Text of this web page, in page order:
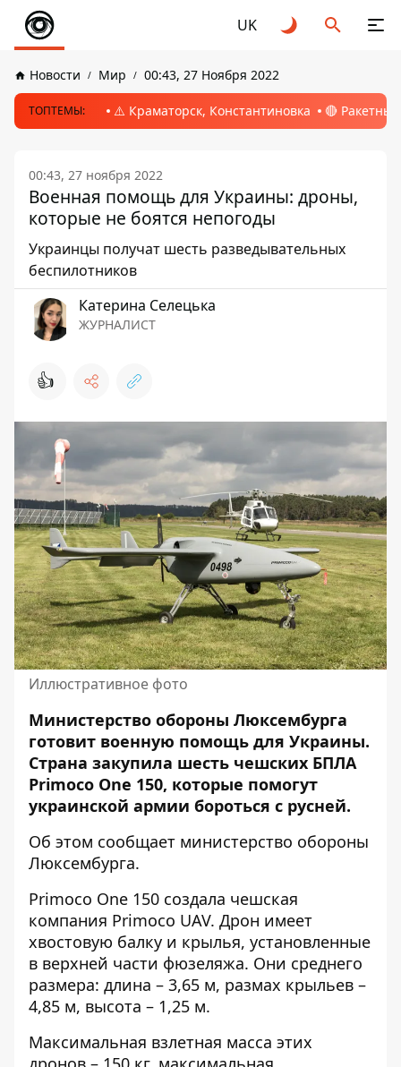
UK
Новости Мир 00:43, 27 Ноября 2022
ТОПТЕМЫ: ⚠️ Краматорск, Константиновка 🔴
00:43, 27 ноября 2022
Военная помощь для Украины: дроны,
которые не боятся непогоды
Украинцы получат шесть разведывательных
беспилотников
Катерина Селецька
ЖУРНАЛИСТ
👍
Иллюстративное фото
Министерство обороны Люксембурга
готовит военную помощь для Украины.
Страна закупила шесть чешских БПЛА
Primoco One 150, которые помогут
украинской армии бороться с русней.
Об этом сообщает министерство обороны
Люксембурга.
Primoco One 150 создала чешская
компания Primoco UAV. Дрон имеет
хвостовую балку и крылья, установленные
в верхней части фюзеляжа. Они среднего
размера: длина – 3,65 м, размах крыльев –
4,85 м, высота – 1,25 м.
Максимальная взлетная масса этих